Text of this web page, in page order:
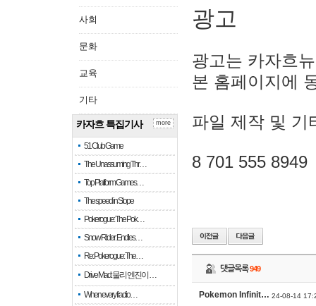
사회
문화
교육
기타
카자흐 특집기사
51 Club Game
The Unassuming Thr…
Top Platform Games…
The speed in Slope
Pokerogue: The Pok…
Snow Rider: Endles…
Re: Pokerogue: The…
Drive Mad: 물리 엔진이 …
When every fractio…
more
광고
광고는 카자흐
본 홈페이지에
파일 제작 및 기
8 701 555 8949
댓글목록949
Pokemon Infinit… 24-08-14